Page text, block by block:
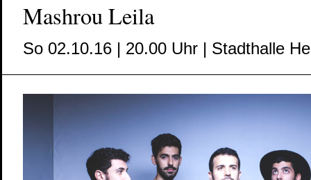
Mashrou Leila
So 02.10.16 | 20.00 Uhr | Stadthalle